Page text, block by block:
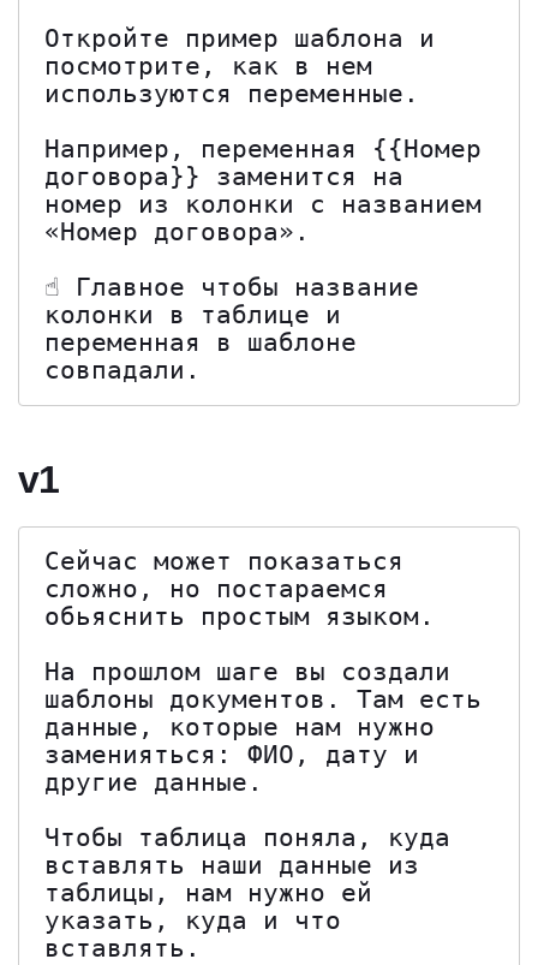
Откройте пример шаблона и
посмотрите, как в нем
используются переменные.
Например, переменная {{Номер
договора}} заменится на
номер из колонки с названием
«Номер договора».
☝️ Главное чтобы название
колонки в таблице и
переменная в шаблоне
совпадали.
v1
Сейчас может показаться
сложно, но постараемся
обьяснить простым языком.
На прошлом шаге вы создали
шаблоны документов. Там есть
данные, которые нам нужно
заменияться: ФИО, дату и
другие данные.
Чтобы таблица поняла, куда
вставлять наши данные из
таблицы, нам нужно ей
указать, куда и что
вставлять.